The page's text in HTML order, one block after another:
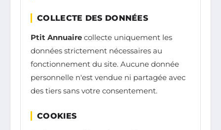
COLLECTE DES DONNÉES
Ptit Annuaire collecte uniquement les
données strictement nécessaires au
fonctionnement du site. Aucune donnée
personnelle n'est vendue ni partagée avec
des tiers sans votre consentement.
COOKIES